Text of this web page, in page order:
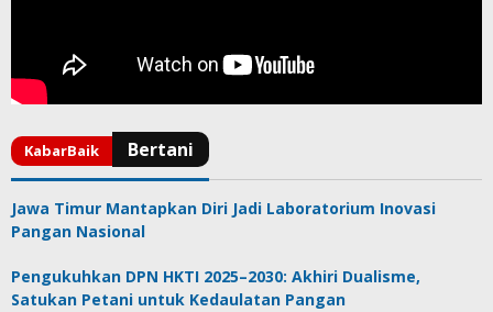
Jawa Timur Mantapkan Diri Jadi Laboratorium Inovasi
Pangan Nasional
Pengukuhkan DPN HKTI 2025–2030: Akhiri Dualisme,
Satukan Petani untuk Kedaulatan Pangan